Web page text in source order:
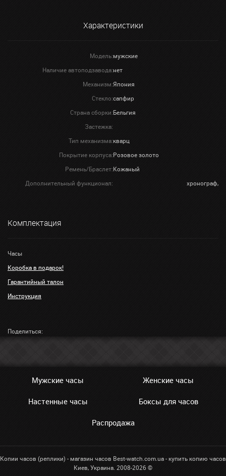
Характеристики
Модель:мужские
Наличие автоподзавода:нет
Механизм:Япония
Стекло:сапфир
Страна сборки:Бельгия
Застежка:
Тип механизма:кварц
Покрытие корпуса:Розовое золото
Ремень/Браслет:Кожаный
Дополнительный функционал:
хронограф,
Комплектация
Часы
Коробка в подарок!
Гарантийный талон
Инструкция
Поделиться:
Мужские часы Женские часы
Настенные часы Боксы для часов
Распродажа
Копии часов (реплики) - магазин часов Best-watch.com.ua - купить копию часов
Киев, Украина. 2008-2026 ©